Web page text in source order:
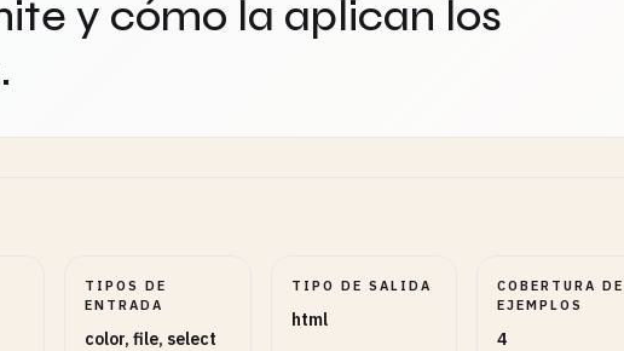
y cómo la aplican los
TIPOS DE
ENTRADA
color, file, select
TIPO DE SALIDA
html
COBERTURA DE
EJEMPLOS
4